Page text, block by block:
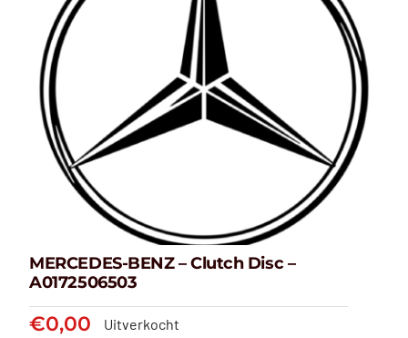
€0,00
MERCEDES-BENZ – Clutch Disc –
A0172506503
€0,00 Uitverkocht